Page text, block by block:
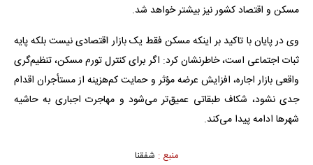
مسکن و اقتصاد کشور نیز بیشتر خواهد شد.
وی در پایان با تاکید بر اینکه مسکن فقط یک بازار اقتصادی نیست بلکه پایه
ثبات اجتماعی است، خاطرنشان کرد: اگر برای کنترل تورم مسکن، تنظیم‌گری
واقعی بازار اجاره، افزایش عرضه مؤثر و حمایت کم‌هزینه از مستأجران اقدام
جدی نشود، شکاف طبقاتی عمیق‌تر می‌شود و مهاجرت اجباری به حاشیه
شهرها ادامه پیدا می‌کند.
منبع : شفقنا